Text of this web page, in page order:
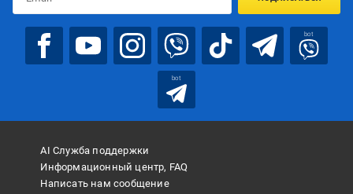
bot
bot
AI Служба поддержки
Информационный центр, FAQ
Написать нам сообщение